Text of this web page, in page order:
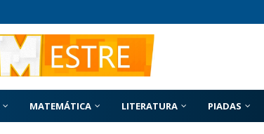
MATEMÁTICA LITERATURA PIADAS